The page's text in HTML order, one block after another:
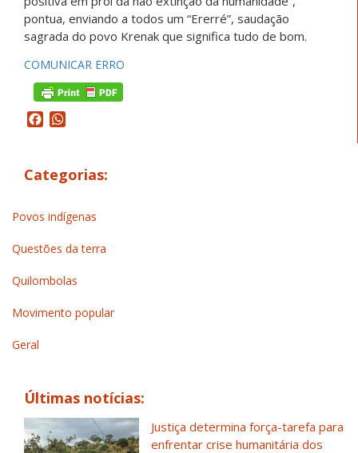
pontua, enviando a todos um “Ererré”, saudação
sagrada do povo Krenak que significa tudo de bom.
COMUNICAR ERRO
Facebook
Categorias:
Povos indígenas
Questões da terra
Quilombolas
Movimento popular
Geral
Últimas notícias:
Justiça determina força-tarefa para
enfrentar crise humanitária dos